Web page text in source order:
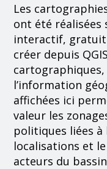
Les
ont été réalisées
interactif,
créer depuis
l’information
affichées ici
valeur les
politiques liées à
localisations et
acteurs du